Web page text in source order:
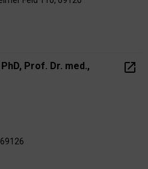
Prof. Dr. med.,
open_in_new